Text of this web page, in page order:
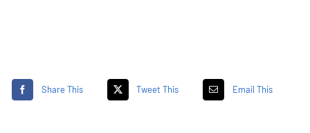
Share This Tweet This Email This